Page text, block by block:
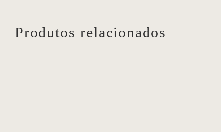
Produtos relacionados